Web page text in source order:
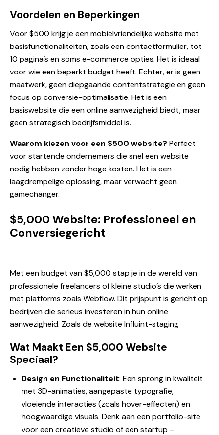
Voordelen en Beperkingen
Voor $500 krijg je een mobielvriendelijke website met
basisfunctionaliteiten, zoals een contactformulier, tot
10 pagina’s en soms e-commerce opties. Het is ideaal
voor wie een beperkt budget heeft. Echter, er is geen
maatwerk, geen diepgaande contentstrategie en geen
focus op conversie-optimalisatie. Het is een
basiswebsite die een online aanwezigheid biedt, maar
geen strategisch bedrijfsmiddel is.
Waarom kiezen voor een $500 website? Perfect
voor startende ondernemers die snel een website
nodig hebben zonder hoge kosten. Het is een
laagdrempelige oplossing, maar verwacht geen
gamechanger.
$5,000 Website: Professioneel en
Conversiegericht
Met een budget van $5,000 stap je in de wereld van
professionele freelancers of kleine studio’s die werken
met platforms zoals Webflow. Dit prijspunt is gericht op
bedrijven die serieus investeren in hun online
aanwezigheid. Zoals de website Influint-staging
Wat Maakt Een $5,000 Website
Speciaal?
Design en Functionaliteit: Een sprong in kwaliteit
met 3D-animaties, aangepaste typografie,
vloeiende interacties (zoals hover-effecten) en
hoogwaardige visuals. Denk aan een portfolio-site
voor een creatieve studio of een startup –